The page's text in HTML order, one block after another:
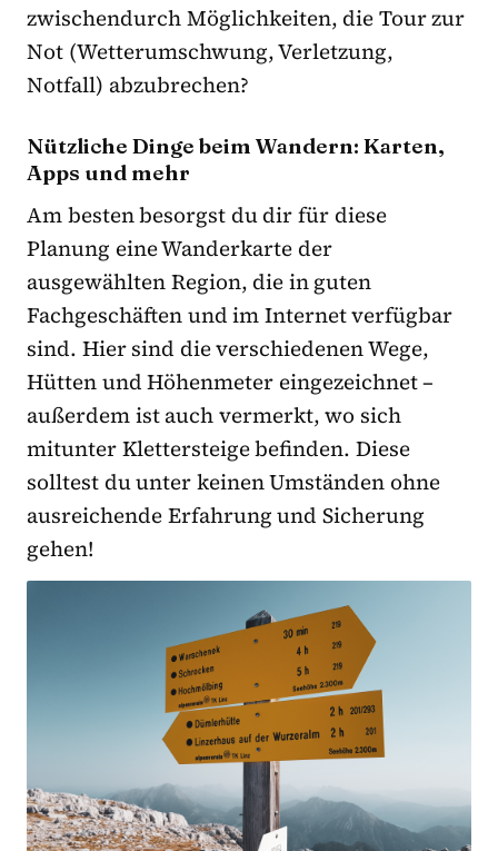
zwischendurch Möglichkeiten, die Tour zur
Not (Wetterumschwung, Verletzung,
Notfall) abzubrechen?
Nützliche Dinge beim Wandern: Karten,
Apps und mehr
Am besten besorgst du dir für diese
Planung eine Wanderkarte der
ausgewählten Region, die in guten
Fachgeschäften und im Internet verfügbar
sind. Hier sind die verschiedenen Wege,
Hütten und Höhenmeter eingezeichnet –
außerdem ist auch vermerkt, wo sich
mitunter Klettersteige befinden. Diese
solltest du unter keinen Umständen ohne
ausreichende Erfahrung und Sicherung
gehen!